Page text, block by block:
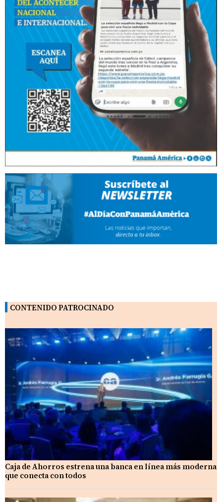
CONTENIDO PATROCINADO
Caja de Ahorros estrena una banca en línea más moderna
que conecta con todos